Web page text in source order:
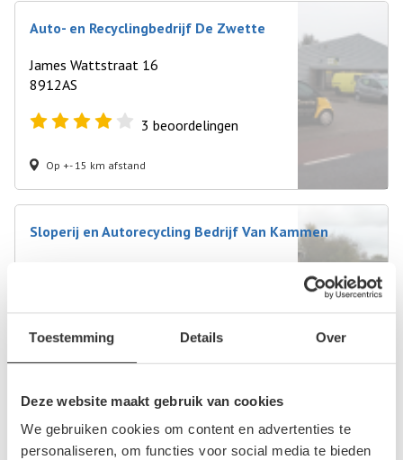
Toestemming Details Over
Deze website maakt gebruik van cookies
We gebruiken cookies om content en advertenties te
personaliseren, om functies voor social media te bieden
Auto- en Recyclingbedrijf De Zwette
James Wattstraat 16
8912AS
3 beoordelingen
Op +- 15 km afstand
Sloperij en Autorecycling Bedrijf Van Kammen
beoordeling
Op +- 15 km afstand
Boekema Trading BV